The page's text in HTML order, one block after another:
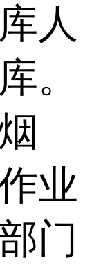
人
。
业
门